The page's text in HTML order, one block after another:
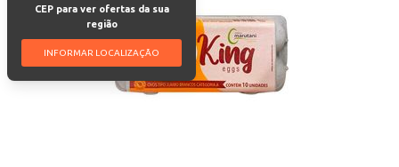
CEP para ver ofertas da sua
região
INFORMAR LOCALIZAÇÃO